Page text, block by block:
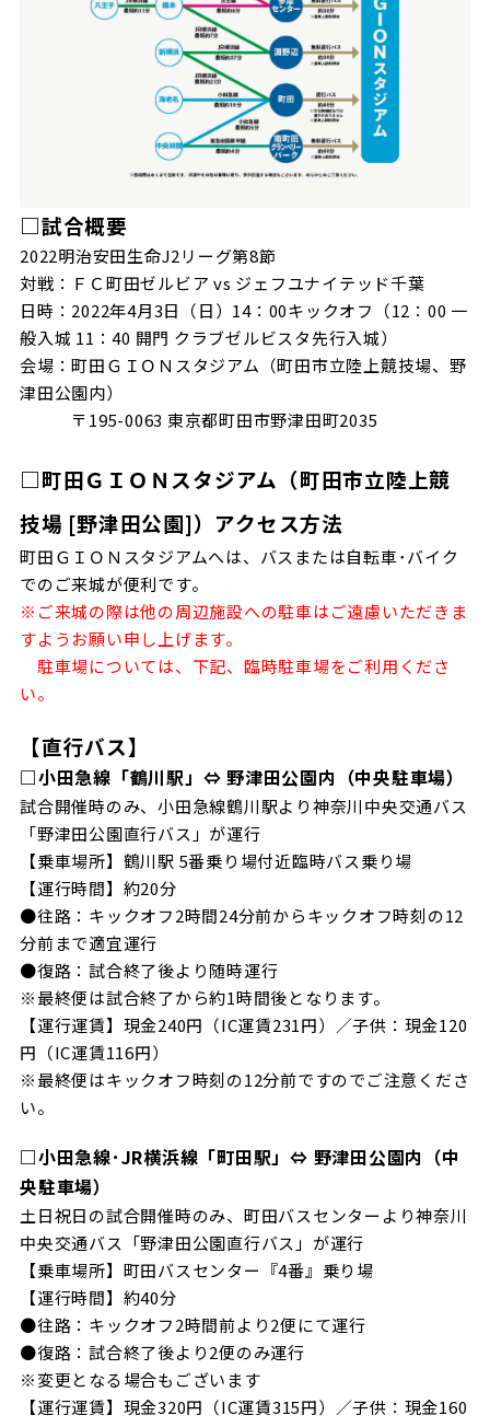
□試合概要
2022明治安田生命J2リーグ第8節
対戦：ＦＣ町田ゼルビア vs ジェフユナイテッド千葉
日時：2022年4月3日（日）14：00キックオフ（12：00 一
般入城 11：40 開門 クラブゼルビスタ先行入城）
会場：町田ＧＩＯＮスタジアム（町田市立陸上競技場、野
津田公園内）
〒195-0063 東京都町田市野津田町2035
□町田ＧＩＯＮスタジアム（町田市立陸上競
技場 [野津田公園]）アクセス方法
町田ＧＩＯＮスタジアムへは、バスまたは自転車･バイク
でのご来城が便利です。
※ご来城の際は他の周辺施設への駐車はご遠慮いただきま
すようお願い申し上げます。
駐車場については、下記、臨時駐車場をご利用くださ
い。
【直行バス】
□小田急線「鶴川駅」⇔ 野津田公園内（中央駐車場）
試合開催時のみ、小田急線鶴川駅より神奈川中央交通バス
「野津田公園直行バス」が運行
【乗車場所】鶴川駅 5番乗り場付近臨時バス乗り場
【運行時間】約20分
●往路：キックオフ2時間24分前からキックオフ時刻の12
分前まで適宜運行
●復路：試合終了後より随時運行
※最終便は試合終了から約1時間後となります。
【運行運賃】現金240円（IC運賃231円）／子供：現金120
円（IC運賃116円）
※最終便はキックオフ時刻の12分前ですのでご注意くださ
い。
□小田急線･JR横浜線「町田駅」⇔ 野津田公園内（中
央駐車場）
土日祝日の試合開催時のみ、町田バスセンターより神奈川
中央交通バス「野津田公園直行バス」が運行
【乗車場所】町田バスセンター『4番』乗り場
【運行時間】約40分
●往路：キックオフ2時間前より2便にて運行
●復路：試合終了後より2便のみ運行
※変更となる場合もございます
【運行運賃】現金320円（IC運賃315円）／子供：現金160